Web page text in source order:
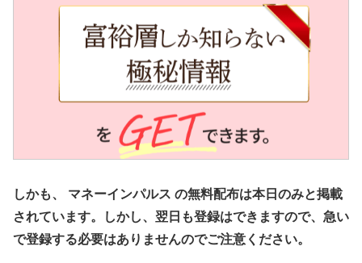
しかも、 マネーインパルス の無料配布は本日のみと掲載
されています。しかし、翌日も登録はできますので、急い
で登録する必要はありませんのでご注意ください。